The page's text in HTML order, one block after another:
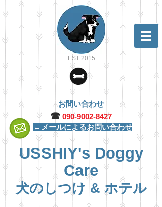
EST 2015
お問い合わせ
☎︎ 090-9002-8427
←メールによるお問い合わせ
USSHIY's Doggy
Care
犬のしつけ & ホテル